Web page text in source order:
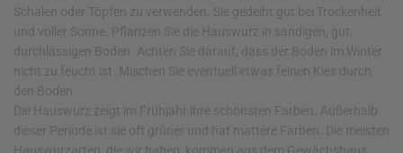
Schalen oder Töpfen zu verwenden. Sie gedeiht gut bei Trockenheit
und voller Sonne. Pflanzen Sie die Hauswurz in sandigen, gut
durchlässigen Boden. Achten Sie darauf, dass der Boden im Winter
nicht zu feucht ist. Mischen Sie eventuell etwas feinen Kies durch
den Boden.
Die Hauswurz zeigt im Frühjahr ihre schönsten Farben. Außerhalb
dieser Periode ist sie oft grüner und hat mattere Farben. Die meisten